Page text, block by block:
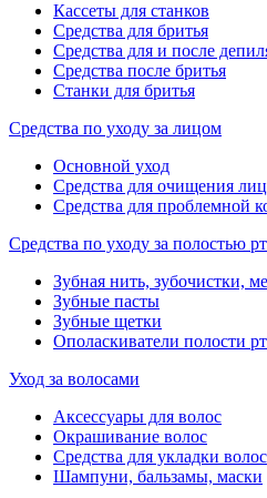
Кассеты для станков
Средства для бритья
Средства для и после
Средства после бритья
Станки для бритья
Средства по уходу за лицом
Основной уход
Средства для очищения
Средства для проблемной
Средства по уходу за полостью
Зубная нить, зубочистки,
Зубные пасты
Зубные щетки
Ополаскиватели полости
Уход за волосами
Аксессуары для волос
Окрашивание волос
Средства для укладки волос
Шампуни, бальзамы, маски